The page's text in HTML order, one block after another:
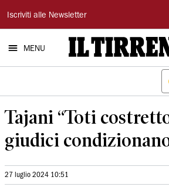
Il
Tirreno
Iscriviti alle Newsletter
MENU
Tajani “Toti
giudici
27 luglio 2024 10:51